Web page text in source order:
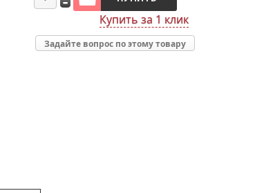
Купить за 1 клик
Задайте вопрос по этому товару